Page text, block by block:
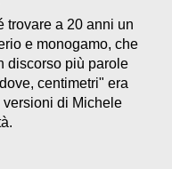
trovare a 20 anni un
e monogamo, che
discorso più parole
centimetri" era
versioni di Michele